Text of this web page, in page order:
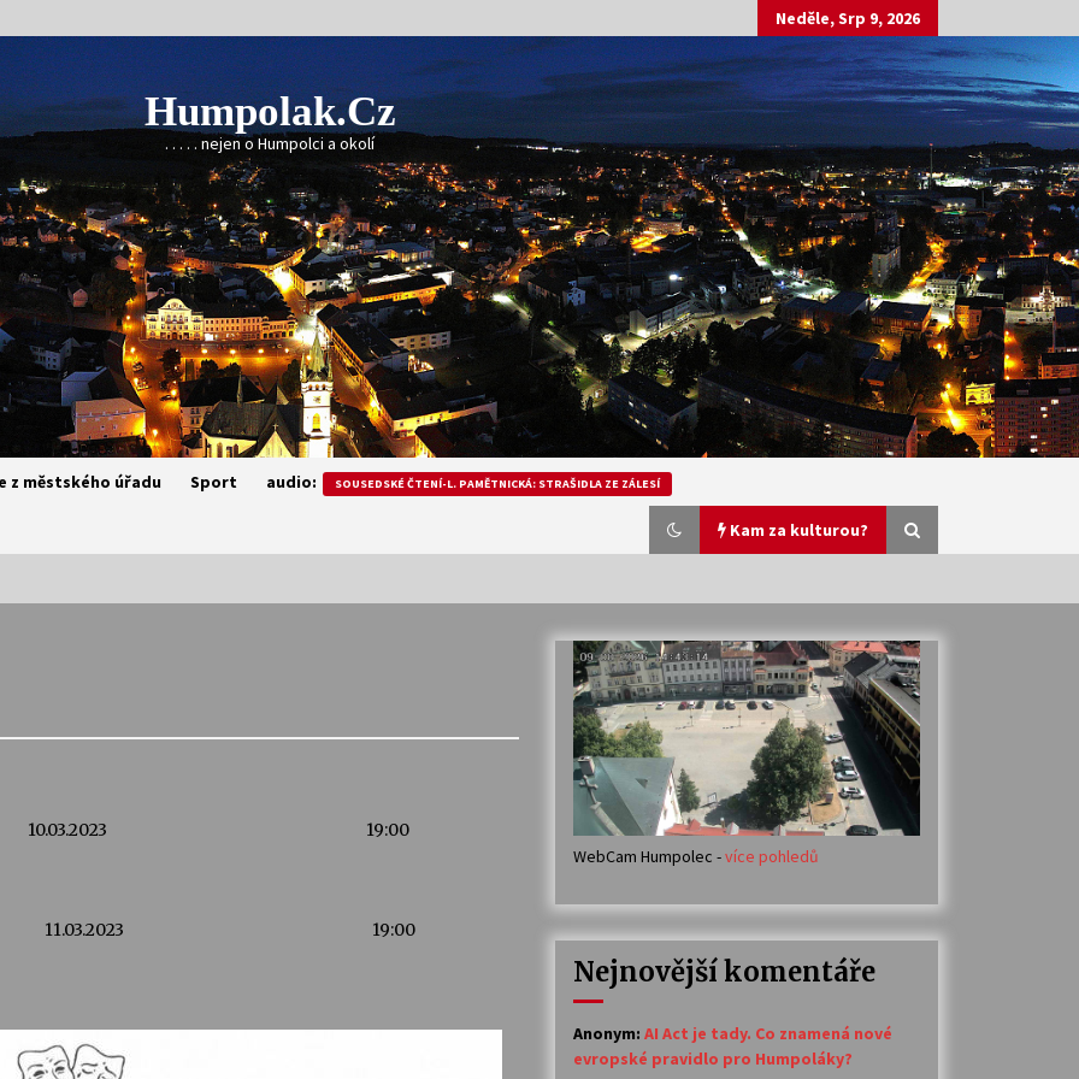
Neděle, Srp 9, 2026
Humpolak.cz
. . . . . nejen o Humpolci a okolí
z městského úřadu Sport audio: SOUSEDSKÉ ČTENÍ-L. PAMĚTNICKÁ: STRAŠIDLA ZE ZÁLESÍ
Kam za kulturou?
Veselí muzikanti
30. 7. 2026
Votavžatský ploty
23. 7. 2026
14. 7. 2026
30. 6. 2026
10.03.2023 19:00
11.03.2023 19:00
WebCam Humpolec -více pohledů
Nejnovější komentáře
Anonym: AI Act je tady. Co znamená nové
evropské pravidlo pro Humpoláky?